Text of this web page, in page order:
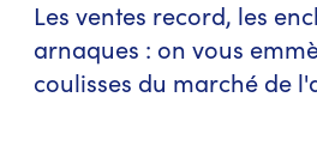
Les ventes record, les
arnaques : on vous
coulisses du marché de